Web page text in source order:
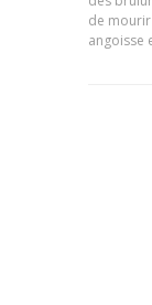
de
angoisse